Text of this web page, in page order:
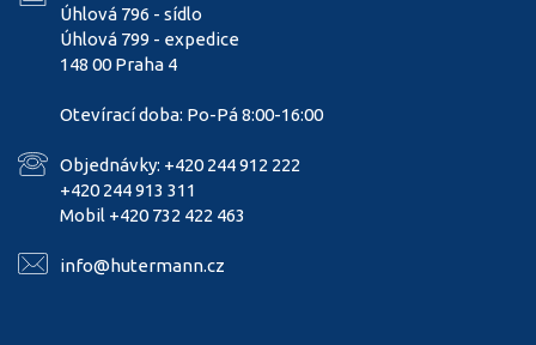
Úhlová 796 - sídlo
Úhlová 799 - expedice
148 00 Praha 4
Otevírací doba: Po-Pá 8:00-16:00
Objednávky: +420 244 912 222
+420 244 913 311
Mobil +420 732 422 463
info@hutermann.cz